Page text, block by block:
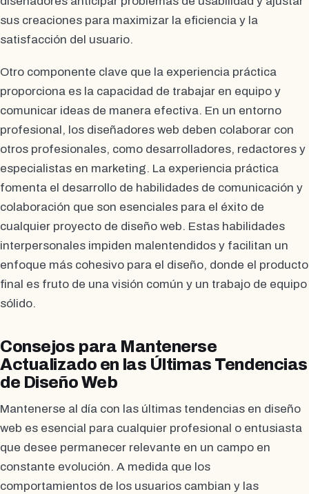
sus creaciones para maximizar la eficiencia y la
satisfacción del usuario.
Otro componente clave que la experiencia práctica
proporciona es la capacidad de trabajar en equipo y
comunicar ideas de manera efectiva. En un entorno
profesional, los diseñadores web deben colaborar con
otros profesionales, como desarrolladores, redactores y
especialistas en marketing. La experiencia práctica
fomenta el desarrollo de habilidades de comunicación y
colaboración que son esenciales para el éxito de
cualquier proyecto de diseño web. Estas habilidades
interpersonales impiden malentendidos y facilitan un
enfoque más cohesivo para el diseño, donde el producto
final es fruto de una visión común y un trabajo de equipo
sólido.
Consejos para Mantenerse
Actualizado en las Últimas Tendencias
de Diseño Web
Mantenerse al día con las últimas tendencias en diseño
web es esencial para cualquier profesional o entusiasta
que desee permanecer relevante en un campo en
constante evolución. A medida que los
comportamientos de los usuarios cambian y las